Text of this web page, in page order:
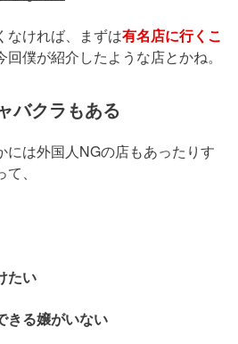
なければ、まずは有名店に行くこ
回僕が紹介したような店とかね。
バクラもある
には外国人NGの店もあったりす
、
たい
きる嬢がいない